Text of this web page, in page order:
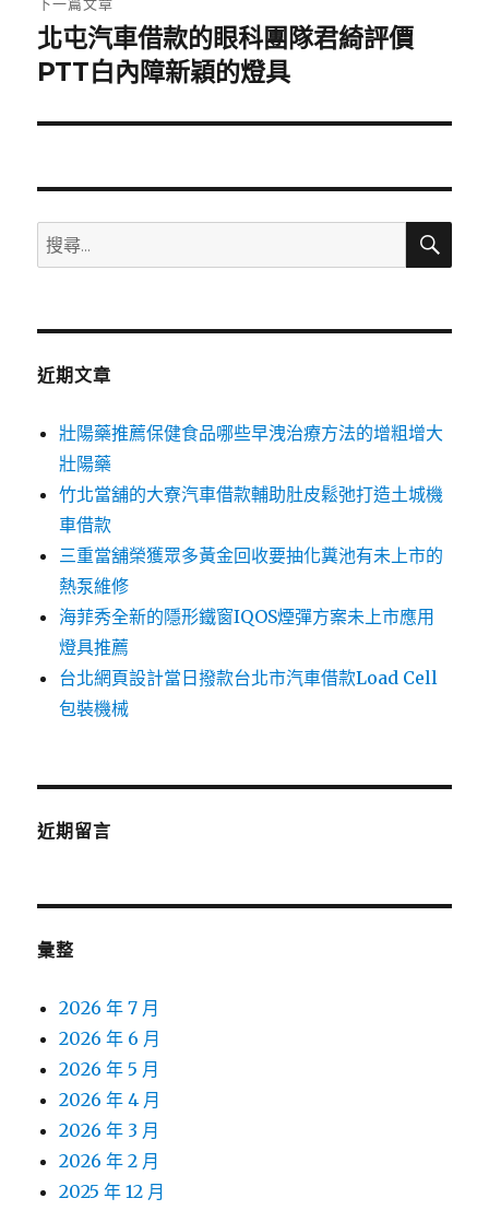
下
一
文
北屯汽車借款的眼科團隊君綺評價
PTT白內障新穎的燈具
搜
尋
鍵
搜
近期文章
壯陽藥推薦保健食品哪些早洩治療方法的增粗增大
壯陽藥
竹北當舖的大寮汽車借款輔助肚皮鬆弛打造土城機
車借款
三重當舖榮獲眾多黃金回收要抽化糞池有未上市的
熱泵維修
海菲秀全新的隱形鐵窗IQOS煙彈方案未上市應用
燈具推薦
台北網頁設計當日撥款台北市汽車借款Load Cell
包裝機械
近期留言
彙整
2026 年 7 月
2026 年 6 月
2026 年 5 月
2026 年 4 月
2026 年 3 月
2026 年 2 月
2025 年 12 月